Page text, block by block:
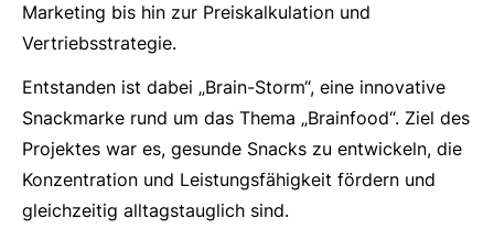
Marketing bis hin zur Preiskalkulation und
Vertriebsstrategie.
Entstanden ist dabei „Brain-Storm“, eine innovative
Snackmarke rund um das Thema „Brainfood“. Ziel des
Projektes war es, gesunde Snacks zu entwickeln, die
Konzentration und Leistungsfähigkeit fördern und
gleichzeitig alltagstauglich sind.